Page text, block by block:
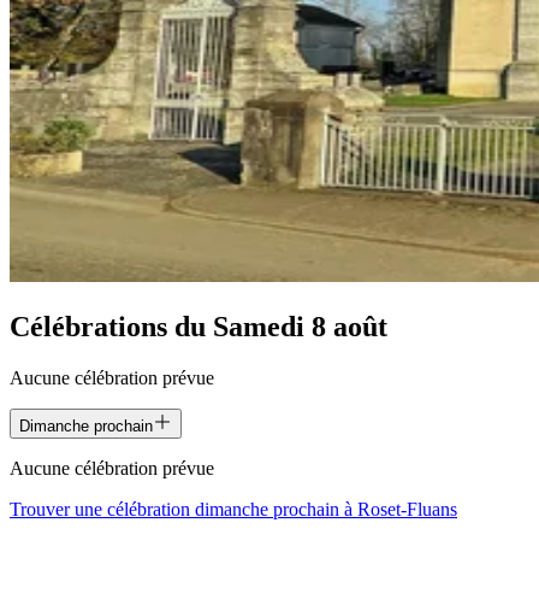
Célébrations du Samedi 8 août
Aucune célébration prévue
Dimanche prochain
Aucune célébration prévue
Trouver une célébration dimanche prochain à Roset-Fluans